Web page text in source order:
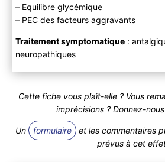
– Equilibre glycémique
– PEC des facteurs aggravants
Traitement symptomatique:
neuropathiques
Cette fiche vous plaît-elle ? Vous
imprécisions ? Donnez-
Un formulaire
et les commentaires
prévus à cet